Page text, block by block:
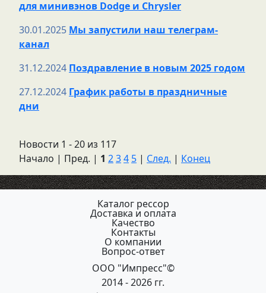
для минивэнов Dodge и Chrysler
30.01.2025 Мы запустили наш телеграм-
канал
31.12.2024 Поздравление в новым 2025 годом
27.12.2024 График работы в праздничные
дни
Новости 1 - 20 из 117
Начало | Пред. | 1 234 5 | След. | Конец
Каталог рессор
Доставка и оплата
Качество
Контакты
О компании
Вопрос-ответ
ООО "Импресс"©
2014 - 2026 гг.